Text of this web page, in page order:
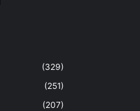
(329)
(251)
(207)